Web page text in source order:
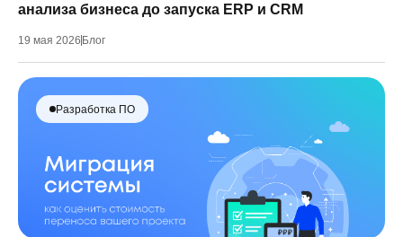
анализа бизнеса до запуска ERP и CRM
19 мая 2026 Блог
Разработка ПО